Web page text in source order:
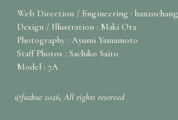
Web Direction / Engineering : hanzochang
Design / Illustration : Maki Ota
Photography : Ayumi Yamamoto
Staff Photos : Sachiko Saito
Model : 7A
©fuzkue 2026, All rights reserved